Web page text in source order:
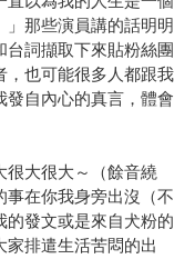
那些演員講的話明明
台詞擷取下來貼粉絲團
，也可能很多人都跟我
發自內心的真言，體會
很大很大～（餘音繞
事在你我身旁出沒（不
的發文或是來自犬粉的
排遣生活苦悶的出